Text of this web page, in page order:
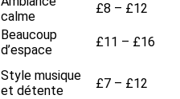
calme
£8 – £12
Beaucoup
d’espace
£11 – £16
Style musique
et détente
£7 – £12